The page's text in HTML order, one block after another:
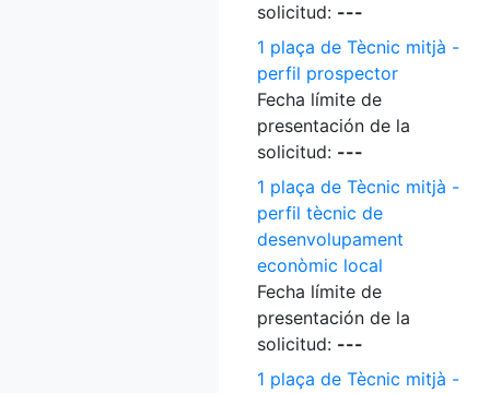
solicitud: ---
1 plaça de Tècnic mitjà -
perfil prospector
Fecha límite de
presentación de la
solicitud: ---
1 plaça de Tècnic mitjà -
perfil tècnic de
desenvolupament
econòmic local
Fecha límite de
presentación de la
solicitud: ---
1 plaça de Tècnic mitjà -